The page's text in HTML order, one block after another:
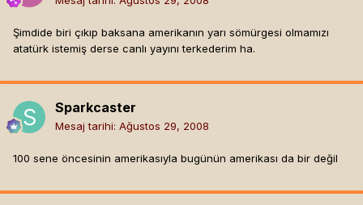
Şimdide biri çıkıp baksana amerikanın yarı sömürgesi olmamızı
atatürk istemiş derse canlı yayını terkederim ha.
Sparkcaster
Mesaj tarihi: Ağustos 29, 2008
100 sene öncesinin amerikasıyla bugünün amerikası da bir değil